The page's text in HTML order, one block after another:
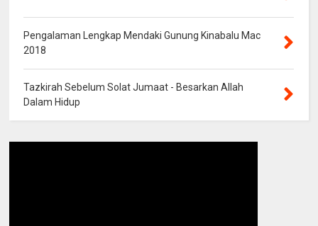
Pengalaman Lengkap Mendaki Gunung Kinabalu Mac
2018
Tazkirah Sebelum Solat Jumaat - Besarkan Allah
Dalam Hidup